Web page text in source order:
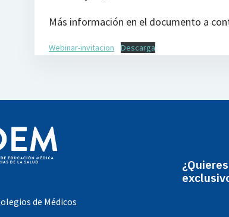
Más información en el documento a
Webinar-invitacion Descarga
de Médicos